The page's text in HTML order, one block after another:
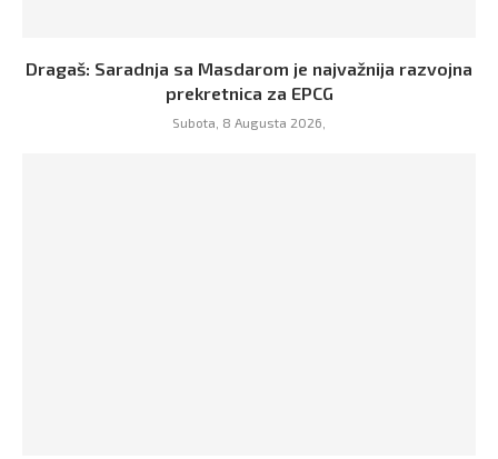
Dragaš: Saradnja sa Masdarom je najvažnija razvojna
prekretnica za EPCG
Subota, 8 Augusta 2026,